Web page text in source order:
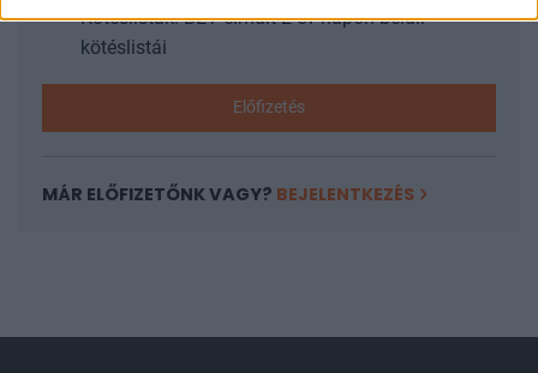
Kötéslisták: BÉT elmúlt 2 év napon belüli
kötéslistái
Előfizetés
MÁR ELŐFIZETŐNK VAGY? BEJELENTKEZÉS